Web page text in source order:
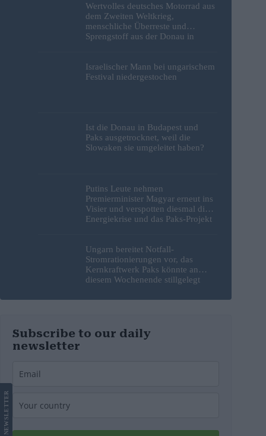
Wertvolles deutsches Motorrad aus
dem Zweiten Weltkrieg,
menschliche Überreste und
Sprengstoff aus der Donau in
Israelischer Mann bei ungarischem
Festival niedergestochen
Ist die Donau in Budapest und
Paks ausgetrocknet, weil die
Slowaken sie umgeleitet haben?
Putins Leute nehmen
Premierminister Magyar erneut ins
Visier und verspotten diesmal die
Energiekrise und das Paks-Projekt
Ungarn bereitet Notfall-
Stromrationierungen vor, das
Kernkraftwerk Paks könnte an
diesem Wochenende stillgelegt
Subscribe to our daily
newsletter
NEWS
LETTER